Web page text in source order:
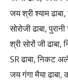
जय श्री श्याम
सोरोजी ढाबा,
श्री सोरों जी
SR ढाबा, निकट
जय गंगा मैया ढाबा,